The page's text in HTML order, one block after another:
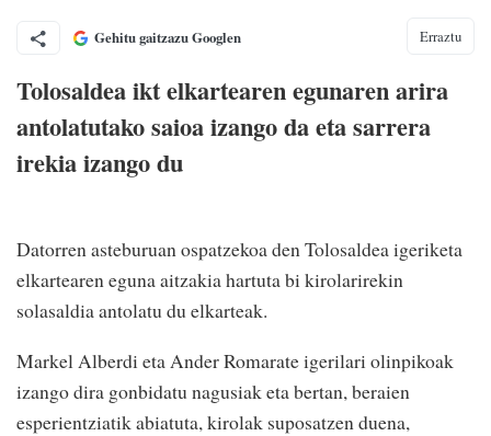
Gehitu gaitzazu Googlen Erraztu
Tolosaldea ikt elkartearen egunaren arira
antolatutako saioa izango da eta sarrera
irekia izango du
Datorren asteburuan ospatzekoa den Tolosaldea igeriketa
elkartearen eguna aitzakia hartuta bi kirolarirekin
solasaldia antolatu du elkarteak.
Markel Alberdi eta Ander Romarate igerilari olinpikoak
izango dira gonbidatu nagusiak eta bertan, beraien
esperientziatik abiatuta, kirolak suposatzen duena,